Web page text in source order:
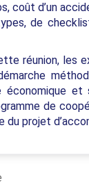
coût d’un
de
réunion, les
économique
de
du projet